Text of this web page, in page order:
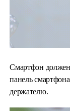
Смартфон должен
панель
держателю.